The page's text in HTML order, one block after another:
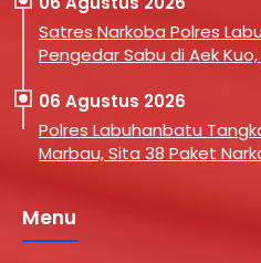
Satres Narkoba Polres
Pengedar Sabu di Aek
06 Agustus 2026
Polres Labuhanbatu
Marbau, Sita 38 Paket
Menu